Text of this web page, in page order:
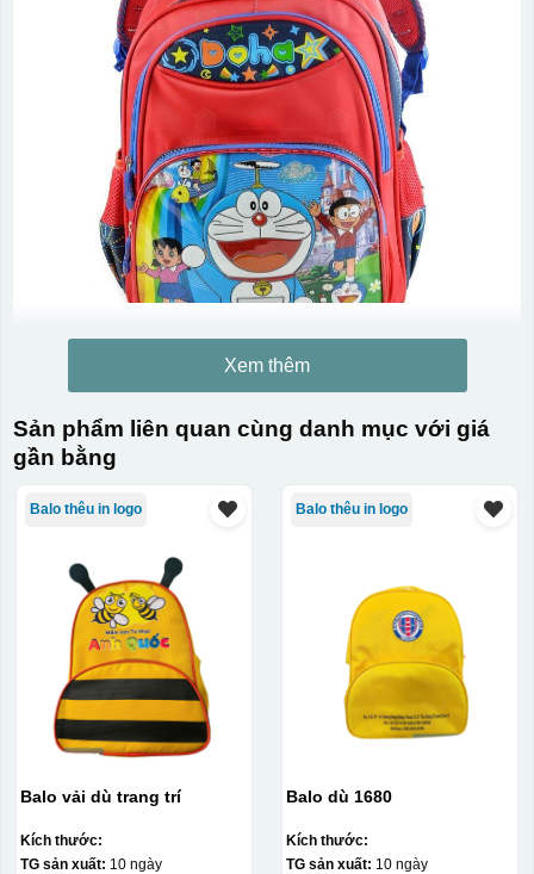
Xem thêm
Sản phẩm liên quan cùng danh mục với giá
gần bằng
Balo thêu in logo
Balo vải dù trang trí
Kích thước:
TG sản xuất: 10 ngày
Balo thêu in logo
Balo dù 1680
Kích thước:
TG sản xuất: 10 ngày